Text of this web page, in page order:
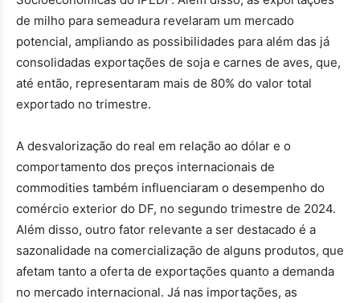
de milho para semeadura revelaram um mercado
potencial, ampliando as possibilidades para além das já
consolidadas exportações de soja e carnes de aves, que,
até então, representaram mais de 80% do valor total
exportado no trimestre.
A desvalorização do real em relação ao dólar e o
comportamento dos preços internacionais de
commodities também influenciaram o desempenho do
comércio exterior do DF, no segundo trimestre de 2024.
Além disso, outro fator relevante a ser destacado é a
sazonalidade na comercialização de alguns produtos, que
afetam tanto a oferta de exportações quanto a demanda
no mercado internacional. Já nas importações, as